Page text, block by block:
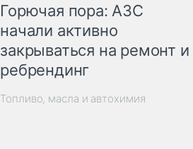
Горючая пора: АЗС
начали активно
закрываться на ремонт и
ребрендинг
Топливо, масла и автохимия